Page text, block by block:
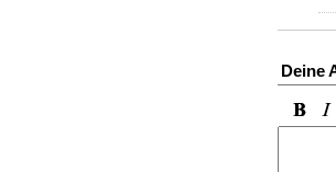
Deine